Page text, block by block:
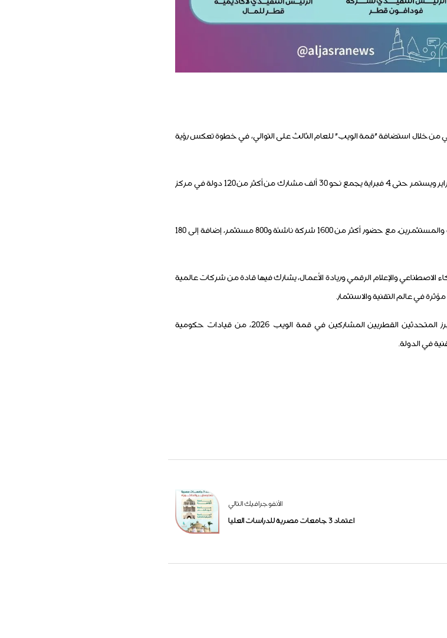
من خلال استضافة "قمة الويب" للعام الثالث على التوالي، في خطوة تعكس رؤية
هذا الحدث التقني العالمي، الذي ينطلق الأحد 2 فبراير ويستمر حتى 4 فبراية يجمع نحو 30 ألف مشارك من أكثر من 120 دولة في مركز
وتشهد القمة مشاركة واسعة من الشركات الناشئة والمستثمرين، مع حضور أكثر من 1600 شركة ناشئة و800 مستثمر، إضافة إلى 180
والإعلام الرقمي وريادة الأعمال، يشارك فيها قادة من شركات عالمية
في عالم التقنية والاستثمار.
يمكنك الاطلاع على هذا الغرافيك الذي يعرض أبرز المتحدثين القطريين المشاركين في قمة الويب 2026، من قيادات حكومية
في الدولة.
الأنفوجرافيك التالي
اعتماد 3 جامعات مصرية للدراسات العليا